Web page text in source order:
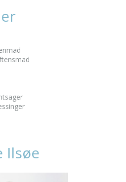
Ilsøe